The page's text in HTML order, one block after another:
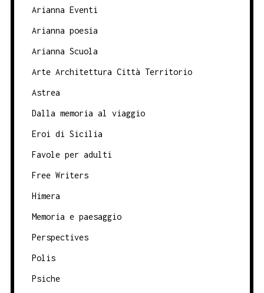
Arianna Eventi
Arianna poesia
Arianna Scuola
Arte Architettura Città Territorio
Astrea
Dalla memoria al viaggio
Eroi di Sicilia
Favole per adulti
Free Writers
Himera
Memoria e paesaggio
Perspectives
Polis
Psiche